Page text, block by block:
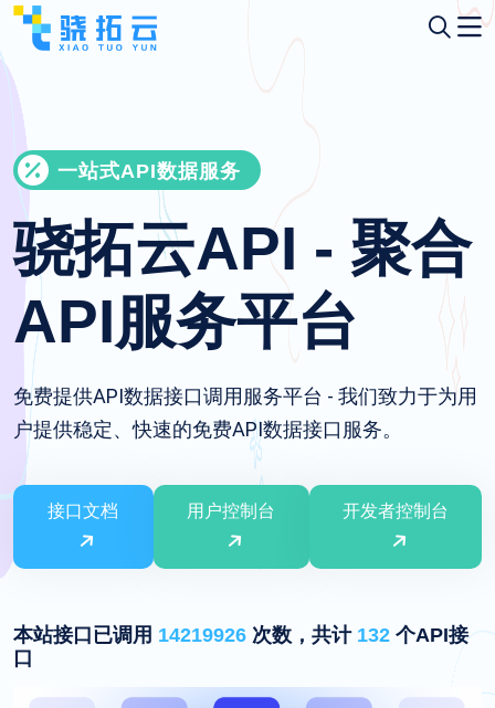
一站式API数据服务
骁拓云API - 聚合
API服务平台
免费提供API数据接口调用服务平台 - 我们致力于为用
户提供稳定、快速的免费API数据接口服务。
接口文档 用户控制台 开发者控制台
本站接口已调用 14219926 次数，共计 132 个API接
口